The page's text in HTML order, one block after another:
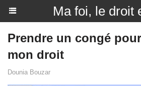
Ma foi, le droit
Prendre un congé
mon droit
Dounia Bouzar